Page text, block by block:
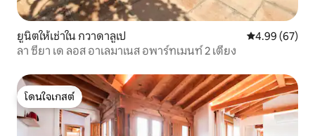
ยูนิตให้เช่าใน กวาดาลูเป คะแนนเฉลี่ย
4.99 (67)
ลา ซียา เด ลอส อาเลมาเนส อพาร์ทเมนท์ 2 เตียง
โดนใจเกสต์
โดนใจเกสต์